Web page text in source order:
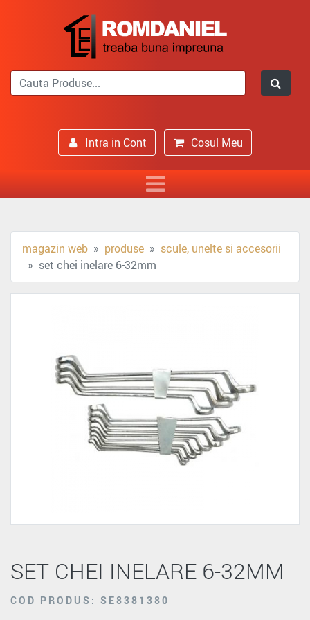
Intra in Cont Cosul Meu
magazin web produse
scule, unelte si accesorii
set chei inelare 6-32mm
SET CHEI INELARE 6-32MM
COD PRODUS: SE8381380